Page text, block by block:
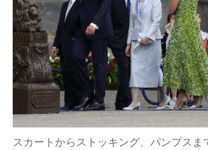
スカートからストッキング、パンプスま